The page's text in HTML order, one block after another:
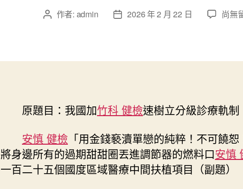
文 作者: admin
文
日
2026 年 2 月 22 日
在
速
級
森
和
診
所
尚無
原題目：我國加竹科 健檢速樹立分級診療軌制
安慎 健檢 「用金錢褻瀆單戀的純粹！不可饒
將身邊所有的過期甜甜圈丟進調節器的燃料口安慎
一百二十五個國度區域醫療中間扶植項目（副題）